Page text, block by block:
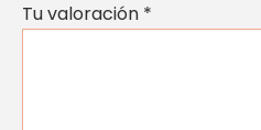
Tu valoración *